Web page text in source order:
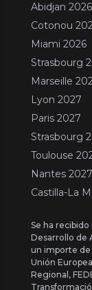
Abidjan 2026
Cotonou
Miami 2026
Strasbourg
Marseille
Lyon 2027
Paris 2027
Strasbourg
Toulouse
Nantes 2027
Castilla-La
Se ha
Desarrollo de
un importe de
Unión
Regional,